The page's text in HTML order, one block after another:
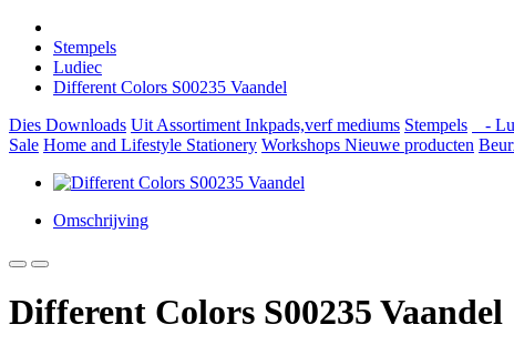
Stempels
Ludiec
Different Colors S00235 Vaandel
Dies Downloads Uit Assortiment Inkpads,verf mediums Stempels -
Sale Home and Lifestyle Stationery Workshops Nieuwe producten
Omschrijving
Different Colors S00235 Vaandel